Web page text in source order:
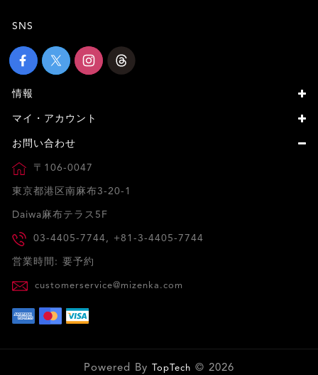
SNS
情報
マイ・アカウント
お問い合わせ
〒106-0047
東京都港区南麻布3-20-1
Daiwa麻布テラス5F
03-4405-7744, +81-3-4405-7744
営業時間: 要予約
customerservice@mizenka.com
Powered By TopTech © 2026